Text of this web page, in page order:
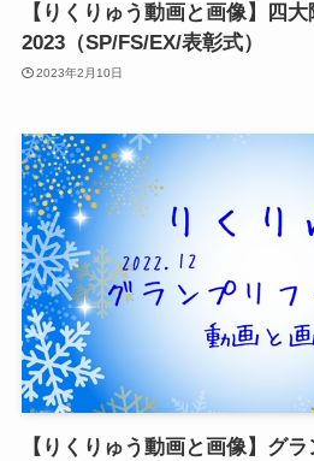
【りくりゅう動画と画像】四
2023（SP/FS/EX/表彰式）
2023年2月10日
【りくりゅう動画と画像】グ